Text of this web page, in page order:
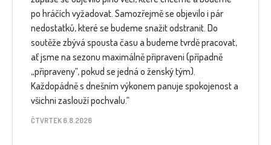
po hráčích vyžadovat. Samozřejmě se objevilo i pár
nedostatků, které se budeme snažit odstranit. Do
soutěže zbývá spousta času a budeme tvrdě pracovat,
ať jsme na sezonu maximálně připraveni (případně
„připraveny“, pokud se jedná o ženský tým).
Každopádně s dnešním výkonem panuje spokojenost a
všichni zaslouží pochvalu.“
ČTVRTEK 6.8.2026